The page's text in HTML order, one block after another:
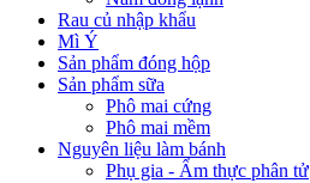
Rau củ nhập khẩu
Mì Ý
Sản phẩm đóng hộp
Sản phẩm sữa
Phô mai cứng
Phô mai mềm
Nguyên liệu làm bánh
Phụ gia - Ẩm thực phân tử